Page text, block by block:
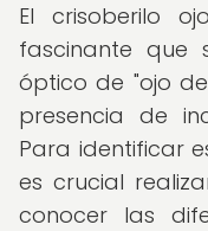
El crisoberilo
fascinante que
óptico de "ojo
presencia de
Para identificar
es crucial
conocer las